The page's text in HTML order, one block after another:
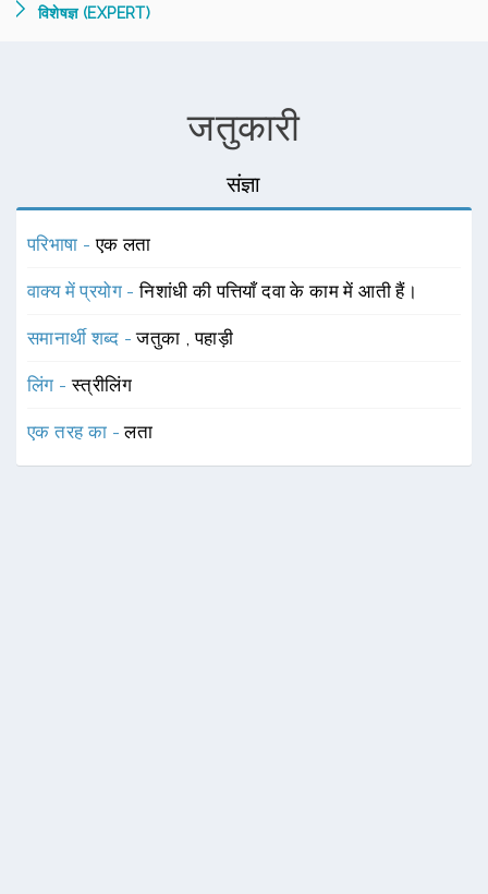
विशेषज्ञ (EXPERT)
जतुकारी
संज्ञा
परिभाषा -एक लता
वाक्य में प्रयोग -निशांधी की पत्तियाँ दवा के काम में आती हैं।
समानार्थी शब्द -जतुका ,पहाड़ी
लिंग -स्त्रीलिंग
एक तरह का -लता